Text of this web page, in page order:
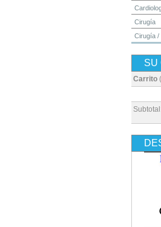
Cirugía
Cirugía /
SU
Carrito